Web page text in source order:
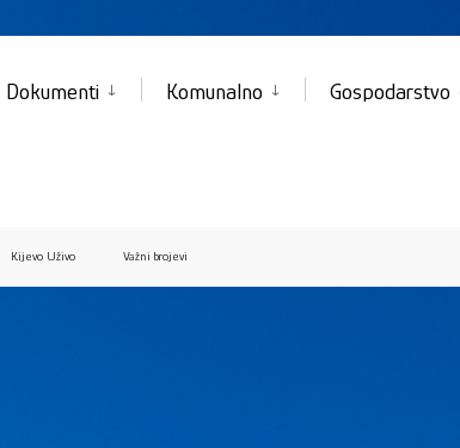
Dokumenti Komunalno Gospodarstvo
Kijevo Uživo Važni brojevi